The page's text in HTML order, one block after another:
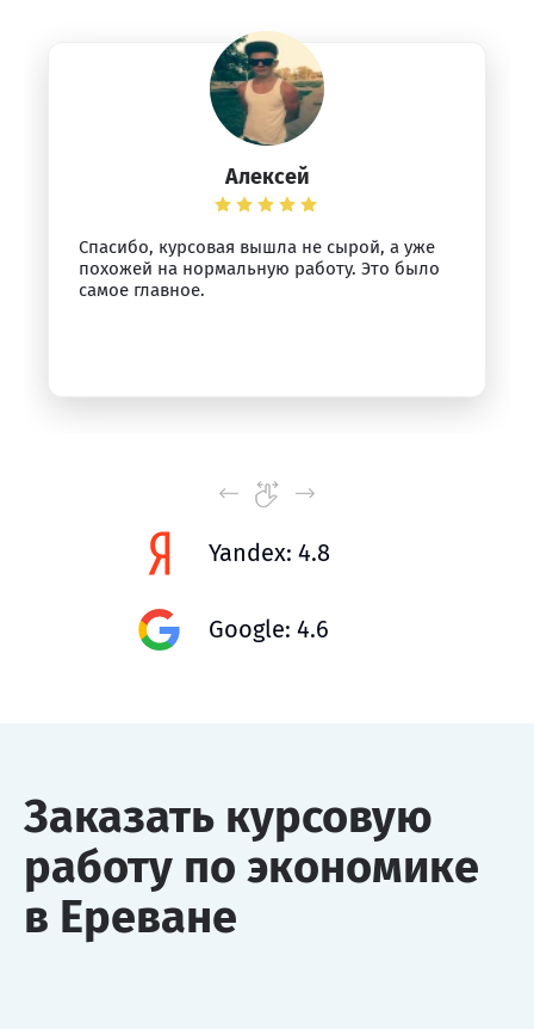
Алексей
Спасибо, курсовая вышла не сырой, а уже
похожей на нормальную работу. Это было
самое главное.
Yandex: 4.8
Google: 4.6
Заказать курсовую
работу по экономике
в Ереване